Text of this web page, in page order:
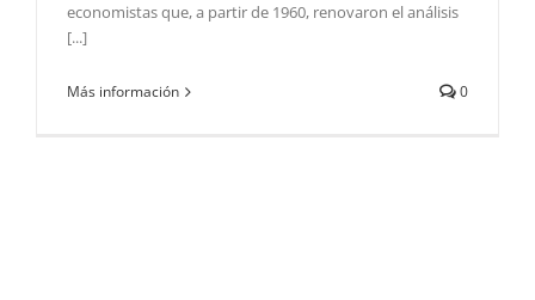
economistas que, a partir de 1960, renovaron el análisis
[...]
Más información 0